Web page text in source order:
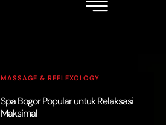
MASSAGE & REFLEXOLOGY
Spa Bogor Popular untuk Relaksasi
Maksimal